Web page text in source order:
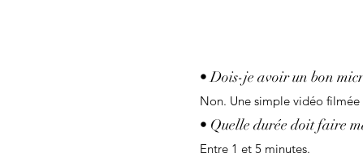
• Dois-je avoir un bon
Non. Une simple vidéo
• Quelle durée doit faire
Entre 1 et 5 minutes.